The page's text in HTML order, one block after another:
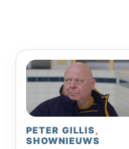
PETER GILLIS ,
SHOWNIEUWS